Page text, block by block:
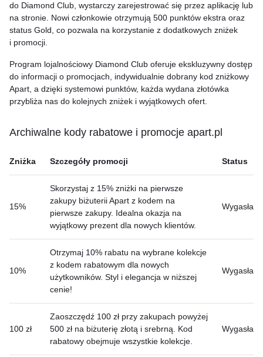
do Diamond Club, wystarczy zarejestrować się przez aplikację lub
na stronie. Nowi członkowie otrzymują 500 punktów ekstra oraz
status Gold, co pozwala na korzystanie z dodatkowych zniżek
i promocji.
Program lojalnościowy Diamond Club oferuje ekskluzywny dostęp
do informacji o promocjach, indywidualnie dobrany kod zniżkowy
Apart, a dzięki systemowi punktów, każda wydana złotówka
przybliża nas do kolejnych zniżek i wyjątkowych ofert.
Archiwalne kody rabatowe i promocje apart.pl
Zniżka Szczegóły promocji Status
15%
Skorzystaj z 15% zniżki na pierwsze
zakupy biżuterii Apart z kodem na
pierwsze zakupy. Idealna okazja na
wyjątkowy prezent dla nowych klientów.
Wygasła
10%
Otrzymaj 10% rabatu na wybrane kolekcje
z kodem rabatowym dla nowych
użytkowników. Styl i elegancja w niższej
cenie!
Wygasła
100 zł
Zaoszczędź 100 zł przy zakupach powyżej
500 zł na biżuterię złotą i srebrną. Kod
rabatowy obejmuje wszystkie kolekcje.
Wygasła